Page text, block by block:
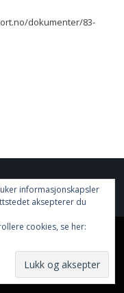
dokumenter/83-
Aktiviteter
Informasjon
the site, you are
more
informasjonskapsler
aksepterer du
cookies, se her: